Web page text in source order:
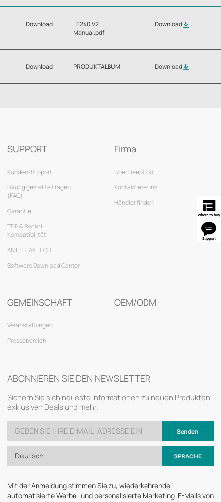
Download
LE240 V2
Manual.pdf
Download
Download PRODUKTALBUM Download
SUPPORT
Kunden-Support
Häufig gestellte Fragen
(FAQ)
Garantie
TDP & Sockel-
Kompatibilität
ANTI-LEAK TECH
Software Download Center
Firma
Über DeepCool
Kontaktiere uns
Händler finden
GEMEINSCHAFT
Veranstaltungen
Pressebereich
OEM/ODM
ABONNIEREN SIE DEN NEWSLETTER
Sichern Sie sich neueste Informationen zu neuen Produkten,
exklusiven Deals und mehr.
Senden
Deutsch SPRACHE
Mit der Anmeldung stimmen Sie zu, wiederkehrende
automatisierte Werbe- und personalisierte Marketing-E-Mails von